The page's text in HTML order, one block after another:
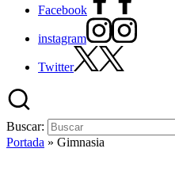
Facebook
instagram
Twitter
Buscar:
Portada » Gimnasia